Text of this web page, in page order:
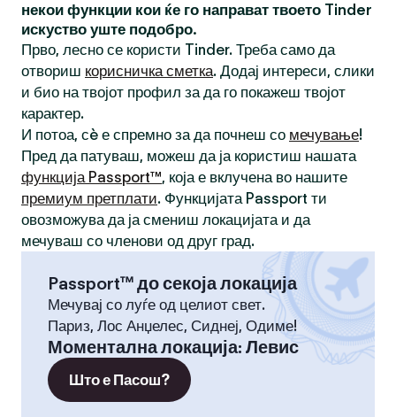
некои функции кои ќе го направат твоето Tinder
искуство уште подобро.
Прво, лесно се користи Tinder. Треба само да
отвориш корисничка сметка. Додај интереси, слики
и био на твојот профил за да го покажеш твојот
карактер.
И потоа, сè е спремно за да почнеш со мечување!
Пред да патуваш, можеш да ја користиш нашата
функција Passport™, која е вклучена во нашите
премиум претплати. Функцијата Passport ти
овозможува да ја смениш локацијата и да
мечуваш со членови од друг град.
Passport™ до секоја локација
Мечувај со луѓе од целиот свет.
Париз, Лос Анџелес, Сиднеј, Одиме!
Моментална локација: Левис
Што е Пасош?